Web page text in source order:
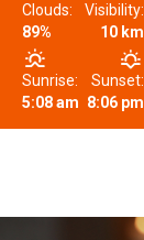
Clouds:
89%
Visibility:
10 km
Sunrise:
5:08 am
Sunset:
8:06 pm